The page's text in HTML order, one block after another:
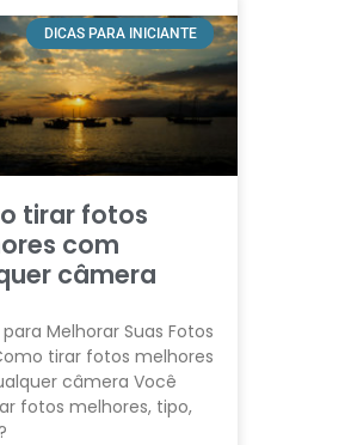
DICAS PARA INICIANTE
tirar fotos
com
câmera
para Melhorar Suas Fotos
tirar fotos melhores
câmera Você
fotos melhores, tipo,